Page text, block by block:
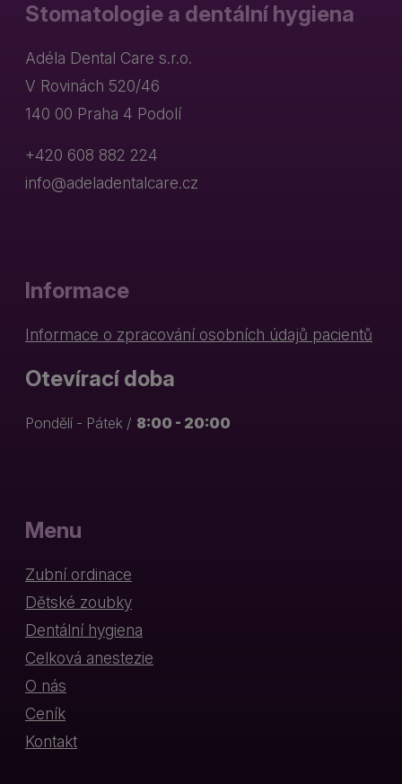
Stomatologie a dentální hygiena
Adéla Dental Care s.r.o.
V Rovinách 520/46
140 00 Praha 4 Podolí
+420 608 882 224
info@adeladentalcare.cz
Informace
Informace o zpracování osobních údajů pacientů
Otevírací doba
Pondělí - Pátek / 8:00 - 20:00
Menu
Zubní ordinace
Dětské zoubky
Dentální hygiena
Celková anestezie
O nás
Ceník
Kontakt